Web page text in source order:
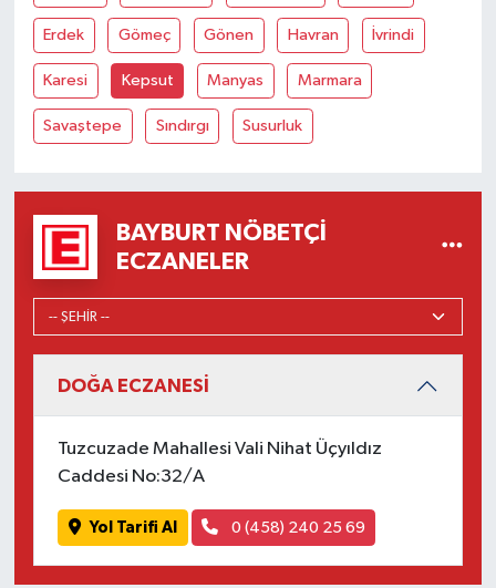
Erdek Gömeç Gönen Havran İvrindi
Karesi Kepsut Manyas Marmara
Savaştepe Sındırgı Susurluk
BAYBURT NÖBETÇI
ECZANELER
DOĞA ECZANESİ
Tuzcuzade Mahallesi Vali Nihat Üçyıldız
Caddesi No:32/A
Yol Tarifi Al 0 (458) 240 25 69